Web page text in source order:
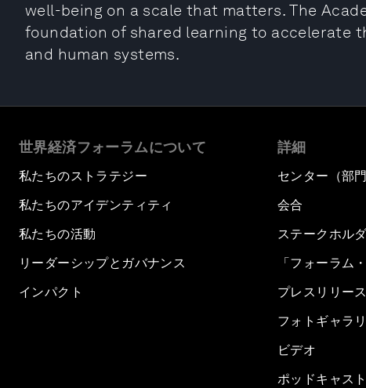
well-being on a scale that matters. The
foundation of shared learning to accelerate
and human systems.
世界経済フォーラムについて
私たちのストラテジー
私たちのアイデンティティ
私たちの活動
リーダーシップとガバナンス
インパクト
詳細
センター（部門
会合
ステークホル
「フォーラム
プレスリリース
フォトギャラ
ビデオ
ポッドキャスト